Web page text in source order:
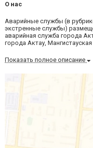
О нас
Аварийные службы (в
экстренные службы)
аварийная служба города
города Актау,
Показать полное описание